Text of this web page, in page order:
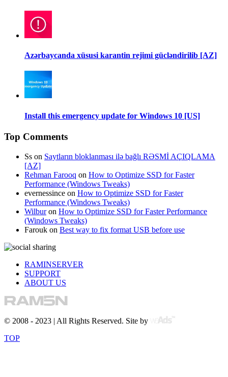
Azərbaycanda xüsusi karantin rejimi gücləndirilib [AZ]
Install this emergency update for Windows 10 [US]
Top Comments
Ss on Saytların bloklanması ilə bağlı RƏSMİ AÇIQLAMA
[AZ]
Rehman Farooq on How to Optimize SSD for Faster
Performance (Windows Tweaks)
evernessince on How to Optimize SSD for Faster
Performance (Windows Tweaks)
Wilburon How to Optimize SSD for Faster Performance
(Windows Tweaks)
Farouk on Best way to fix format USB before use
RAMINSERVER
SUPPORT
ABOUT US
© 2008 - 2023 | All Rights Reserved. Site by
TOP